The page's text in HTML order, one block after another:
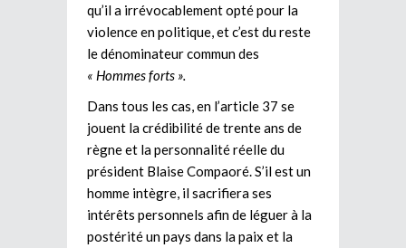
qu’il a irrévocablement opté pour la
violence en politique, et c’est du reste
le dénominateur commun des
« Hommes forts ».
Dans tous les cas, en l’article 37 se
jouent la crédibilité de trente ans de
règne et la personnalité réelle du
président Blaise Compaoré. S’il est un
homme intègre, il sacrifiera ses
intérêts personnels afin de léguer à la
postérité un pays dans la paix et la